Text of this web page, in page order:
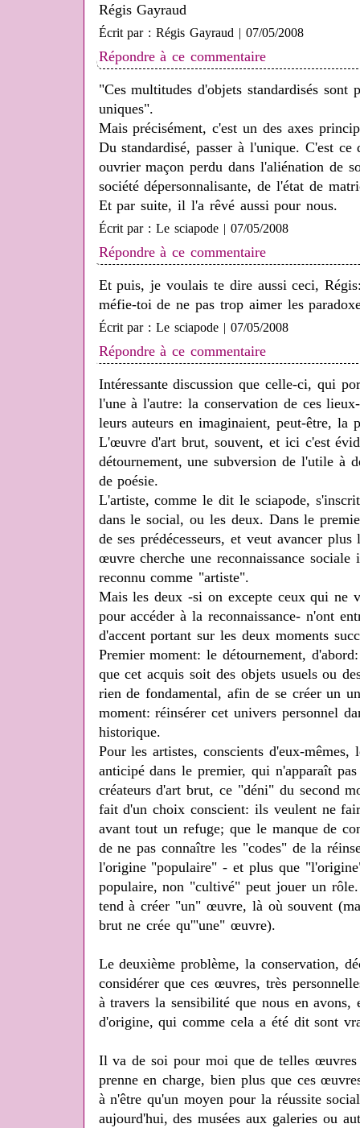
Régis Gayraud
Écrit par : Régis Gayraud | 07/05/2008
Répondre à ce commentaire
"Ces multitudes d'objets standardisés sont
uniques".
Mais précisément, c'est un des axes
Du standardisé, passer à l'unique. C'est
ouvrier maçon perdu dans l'aliénation de
société dépersonnalisante, de l'état de
Et par suite, il l'a rêvé aussi pour nous.
Écrit par : Le sciapode | 07/05/2008
Répondre à ce commentaire
Et puis, je voulais te dire aussi ceci,
méfie-toi de ne pas trop aimer les
Écrit par : Le sciapode | 07/05/2008
Répondre à ce commentaire
Intéressante discussion que celle-ci, qui
l'une à l'autre: la conservation de ces
leurs auteurs en imaginaient, peut-être, la
L'œuvre d'art brut, souvent, et ici c'est
détournement, une subversion de l'utile à
de poésie.
L'artiste, comme le dit le sciapode,
dans le social, ou les deux. Dans le
de ses prédécesseurs, et veut avancer
œuvre cherche une reconnaissance
reconnu comme "artiste".
Mais les deux -si on excepte ceux qui ne
pour accéder à la reconnaissance- n'ont
d'accent portant sur les deux moments
Premier moment: le détournement,
que cet acquis soit des objets usuels ou
rien de fondamental, afin de se créer un
moment: réinsérer cet univers personnel
historique.
Pour les artistes, conscients d'eux-mêmes,
anticipé dans le premier, qui n'apparaît
créateurs d'art brut, ce "déni" du second
fait d'un choix conscient: ils veulent ne
avant tout un refuge; que le manque de
de ne pas connaître les "codes" de la
l'origine "populaire" - et plus que
populaire, non "cultivé" peut jouer un
tend à créer "un" œuvre, là où souvent
brut ne crée qu'"une" œuvre).
Le deuxième problème, la conservation,
considérer que ces œuvres, très
à travers la sensibilité que nous en
d'origine, qui comme cela a été dit sont
Il va de soi pour moi que de telles
prenne en charge, bien plus que ces
à n'être qu'un moyen pour la réussite
aujourd'hui, des musées aux galeries ou